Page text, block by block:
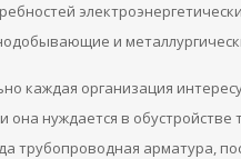
и
каждая организация
она нуждается в
трубопроводная арматура,